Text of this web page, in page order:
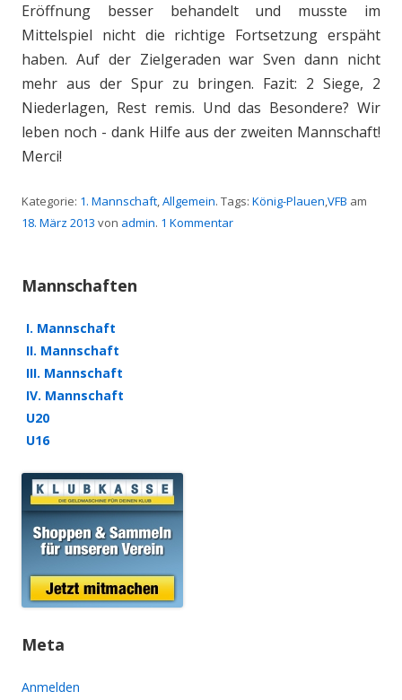
Eröffnung besser behandelt und musste im
Mittelspiel nicht die richtige Fortsetzung erspäht
haben. Auf der Zielgeraden war Sven dann nicht
mehr aus der Spur zu bringen. Fazit: 2 Siege, 2
Niederlagen, Rest remis. Und das Besondere? Wir
leben noch - dank Hilfe aus der zweiten Mannschaft!
Merci!
Kategorie: 1. Mannschaft,Allgemein. Tags: König-Plauen,VFB am
18. März 2013 von admin. 1 Kommentar
Mannschaften
I. Mannschaft
II. Mannschaft
III. Mannschaft
IV. Mannschaft
U20
U16
Meta
Anmelden